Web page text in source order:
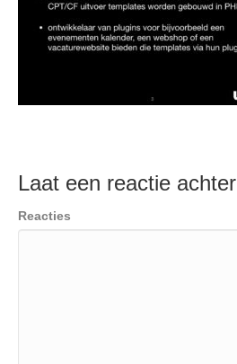
Laat een reactie achter
Reacties